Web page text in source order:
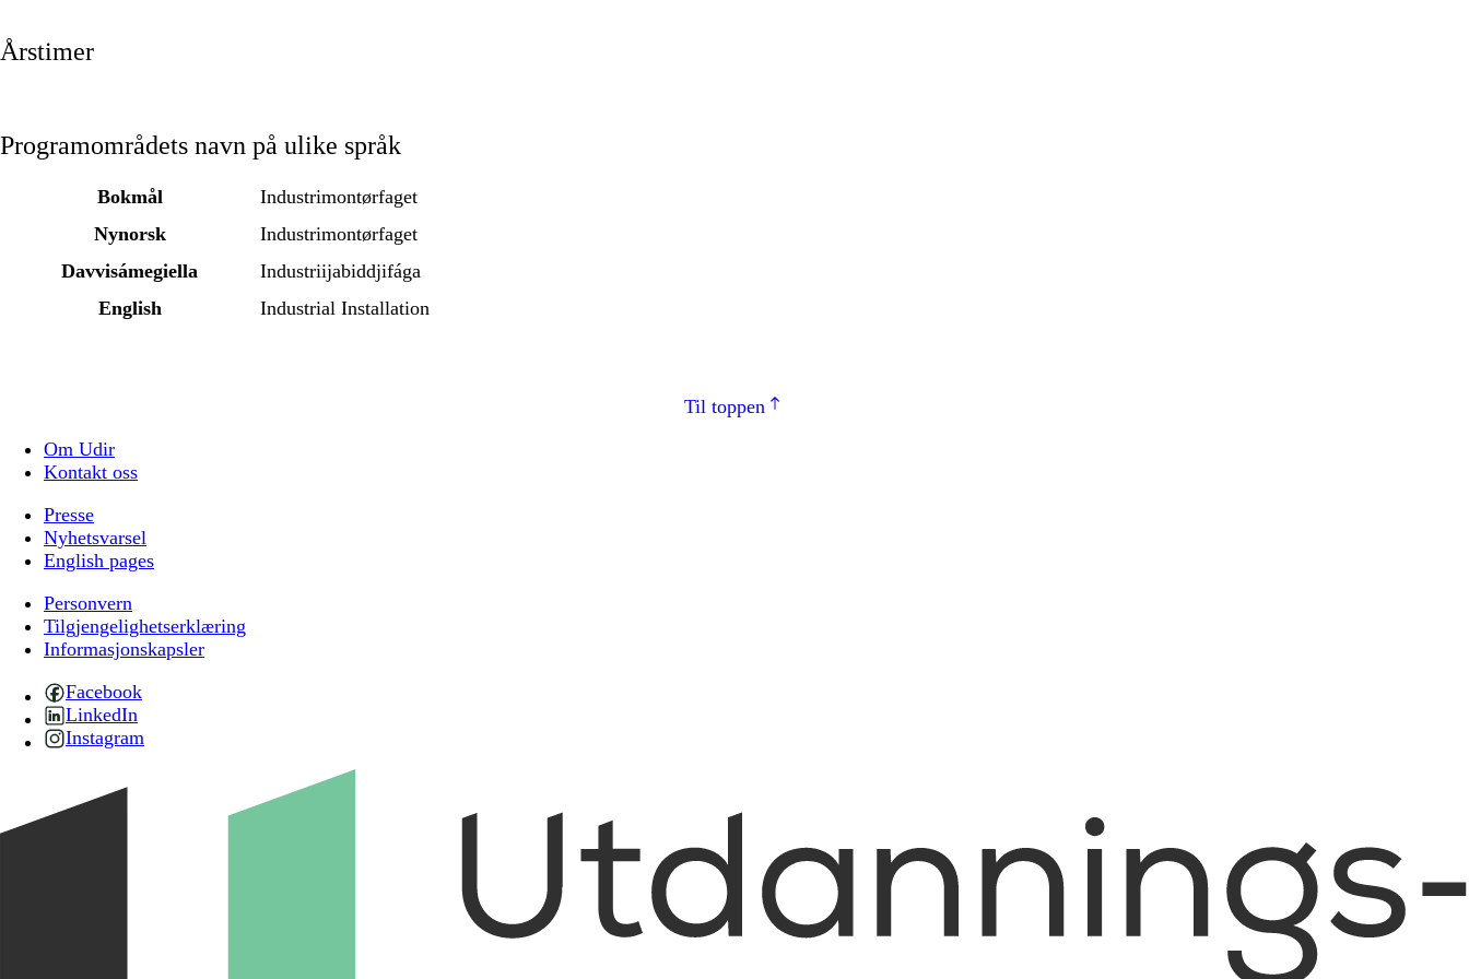
Årstimer
Programområdets navn på ulike språk
Bokmål
Industrimontørfaget
Nynorsk
Industrimontørfaget
Davvisámegiella
Industriijabiddjifága
English
Industrial Installation
Til toppen
Om Udir
Kontakt oss
Presse
Nyhetsvarsel
English pages
Personvern
Tilgjengelighetserklæring
Informasjonskapsler
Facebook
LinkedIn
Instagram